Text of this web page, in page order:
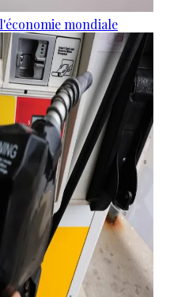
mondiale